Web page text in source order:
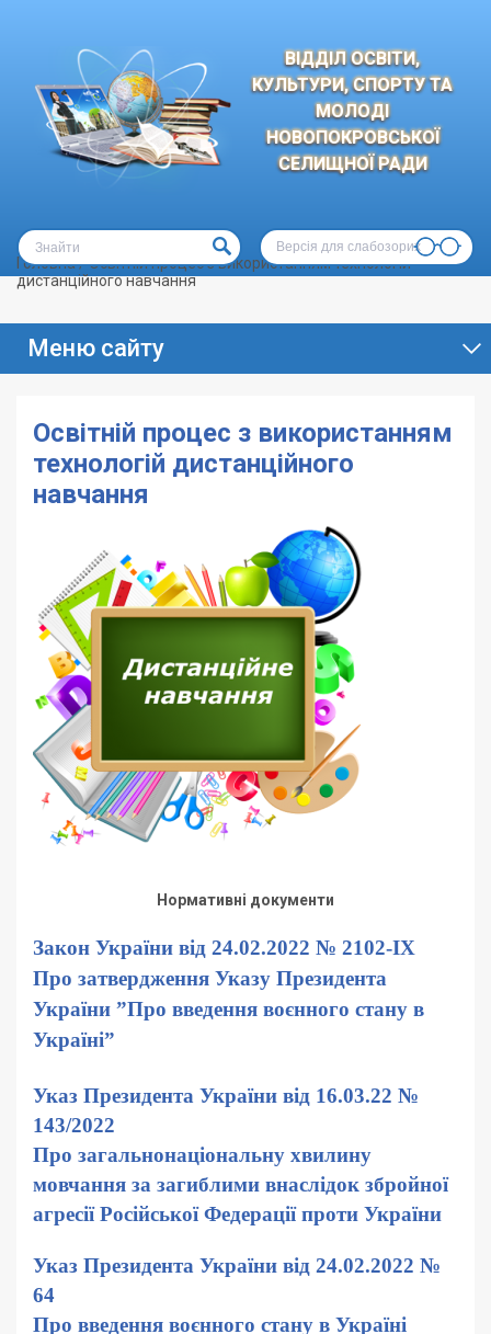
ВІДДІЛ ОСВІТИ,
КУЛЬТУРИ, СПОРТУ ТА
МОЛОДІ
НОВОПОКРОВСЬКОЇ
СЕЛИЩНОЇ РАДИ
Версія для слабозорих
Головна/Освітній процес з використанням технологій
дистанційного навчання
Меню сайту
Освітній процес з використанням
технологій дистанційного
навчання
Нормативні документи
Закон України від 24.02.2022 № 2102-IX
Про затвердження Указу Президента
України ”Про введення воєнного стану в
Україні”
Указ Президента України від 16.03.22 №
143/2022
Про загальнонаціональну хвилину
мовчання за загиблими внаслідок збройної
агресії Російської Федерації проти України
Указ Президента України від 24.02.2022 №
64
Про введення воєнного стану в Україні